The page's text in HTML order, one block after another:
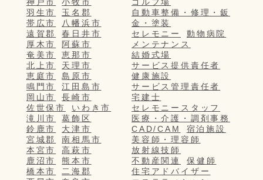
羽生市
玉名郡
帯広市
八幡浜市
遠賀郡
春日井市
厚木市
阿蘇市
奄美市
恵那市
北上市
天理市
恵庭市
島原市
鳴門市
江田島市
岡山市
長崎市
佐世保市
いわき市
滝川市
葛飾区
鈴鹿市
大津市
宮城郡
南相馬市
本宮市
高萩市
鹿沼市
熊本市
橋本市
二海郡
自動車整備・修理・鈑
金・塗装
セレモニー
動物病院
メンテナンス
結婚式場
サービス提供責任者
健康施設
サービス管理責任者
宅建士
セレモニースタッフ
医療・介護・調剤事務
CAD/CAM
宿泊施設
美容師・理容師
放射線技師
不動産関連
保健師
住宅アドバイザー